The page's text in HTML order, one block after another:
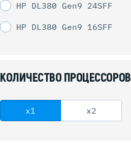
HP DL380 Gen9 24SFF
HP DL380 Gen9 16SFF
КОЛИЧЕСТВО ПРОЦЕССОРОВ
x1 x2